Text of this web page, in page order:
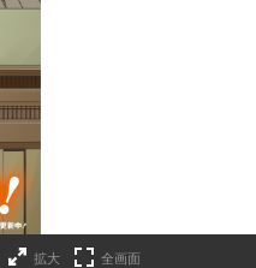
拡大 全画面